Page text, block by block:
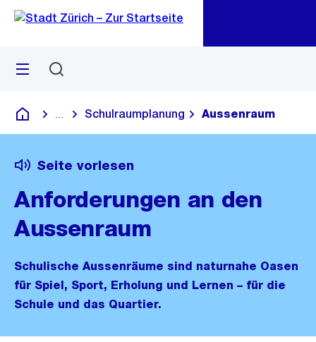
Navigation
Sprunglink
Menü
Deutsch
Blende alle Breadcrumbs ein
Schulraumplanung Aussenraum
Seite vorlesen
Anforderungen an den
Aussenraum
Schulische Aussenräume sind naturnahe Oasen
für Spiel, Sport, Erholung und Lernen – für die
Schule und das Quartier.